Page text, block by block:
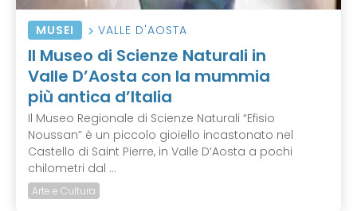
MUSEI VALLE D'AOSTA
Il Museo di Scienze Naturali in
Valle D’Aosta con la mummia
più antica d’Italia
Il Museo Regionale di Scienze Naturali “Efisio
Noussan” è un piccolo gioiello incastonato nel
Castello di Saint Pierre, in Valle D’Aosta a pochi
chilometri dal ...
Arte e Cultura